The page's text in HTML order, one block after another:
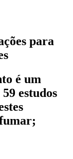
para
é um
estudos